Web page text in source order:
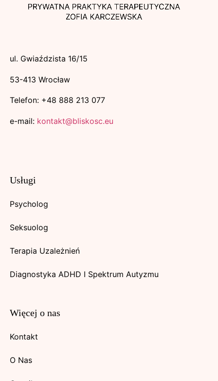
ul. Gwiaździsta 16/15
53-413 Wrocław
Telefon: +48 888 213 077
e-mail: kontakt@bliskosc.eu
Usługi
Psycholog
Seksuolog
Terapia Uzależnień
Diagnostyka ADHD I Spektrum Autyzmu
Więcej o nas
Kontakt
O Nas